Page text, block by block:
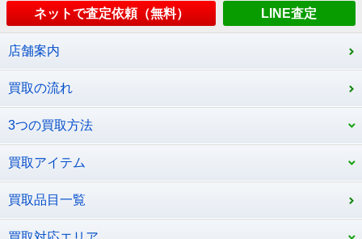
ネットで査定依頼（無料） LINE査定
店舗案内
買取の流れ
3つの買取方法
買取アイテム
買取品目一覧